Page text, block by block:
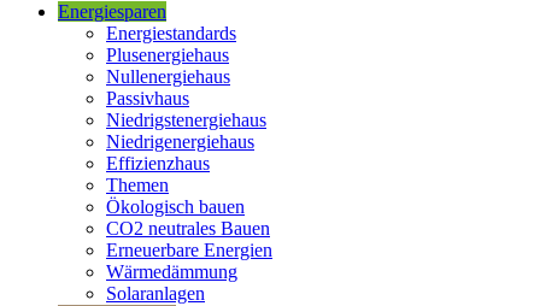
Energiesparen
Energiestandards
Plusenergiehaus
Nullenergiehaus
Passivhaus
Niedrigstenergiehaus
Niedrigenergiehaus
Effizienzhaus
Themen
Ökologisch bauen
CO2 neutrales Bauen
Erneuerbare Energien
Wärmedämmung
Solaranlagen